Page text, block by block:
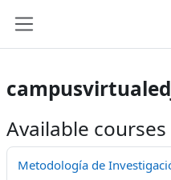
Available courses
Metodología de